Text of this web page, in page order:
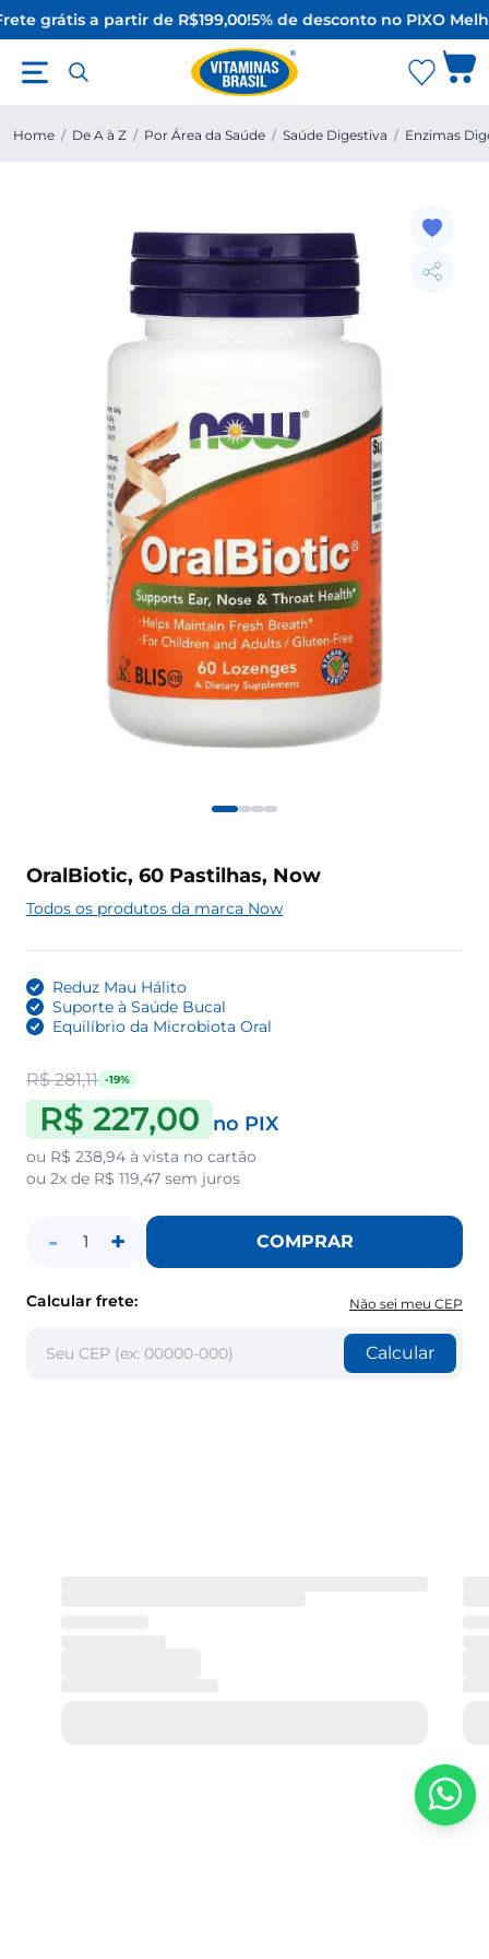
grátis a partir de R$199,00!5% de desconto no PIXO
Home / De A à Z / Por Área da Saúde / Saúde Digestiva / Enzimas
OralBiotic, 60 Pastilhas, Now
Todos os produtos da marca Now
Reduz Mau Hálito
Suporte à Saúde Bucal
Equilíbrio da Microbiota Oral
R$ 281,11 -19%
R$ 227,00 no PIX
ou R$ 238,94 à vista no cartão
ou 2x de R$ 119,47 sem juros
- 1 + COMPRAR
Calcular frete: Não sei meu CEP
Calcular